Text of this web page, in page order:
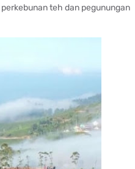
teh dan pegunungan